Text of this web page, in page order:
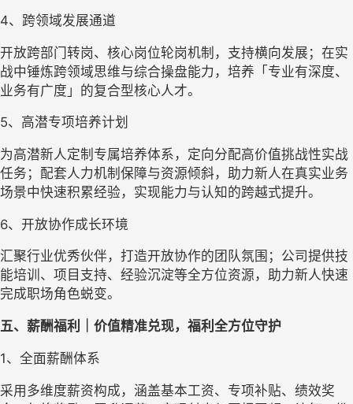
4、 跨领域发展通道
开放跨部门转岗、核心岗位轮岗机制，支持横向发展；在实
战中锤炼跨领域思维与综合操盘能力，培养「专业有深度、
业务有广度」的复合型核心人才。
5、 高潜专项培养计划
为高潜新人定制专属培养体系，定向分配高价值挑战性实战
任务；配套人力机制保障与资源倾斜，助力新人在真实业务
场景中快速积累经验，实现能力与认知的跨越式提升。
6、 开放协作成长环境
汇聚行业优秀伙伴，打造开放协作的团队氛围；公司提供技
能培训、项目支持、经验沉淀等全方位资源，助力新人快速
完成职场角色蜕变。
五、薪酬福利｜价值精准兑现，福利全方位守护
1、 全面薪酬体系
采用多维度薪资构成，涵盖基本工资、专项补贴、绩效奖